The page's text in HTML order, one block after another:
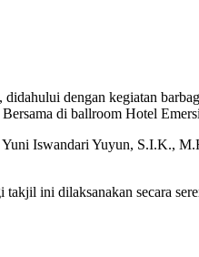
didahului dengan kegiatan
di ballroom Hotel
Iswandari Yuyun, S.I.K.,
takjil ini dilaksanakan secara